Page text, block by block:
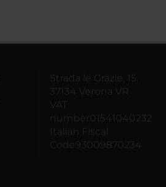
Strada le Grazie, 15,
37134 Verona VR
VAT
number01541040232
Italian Fiscal
Code93009870234